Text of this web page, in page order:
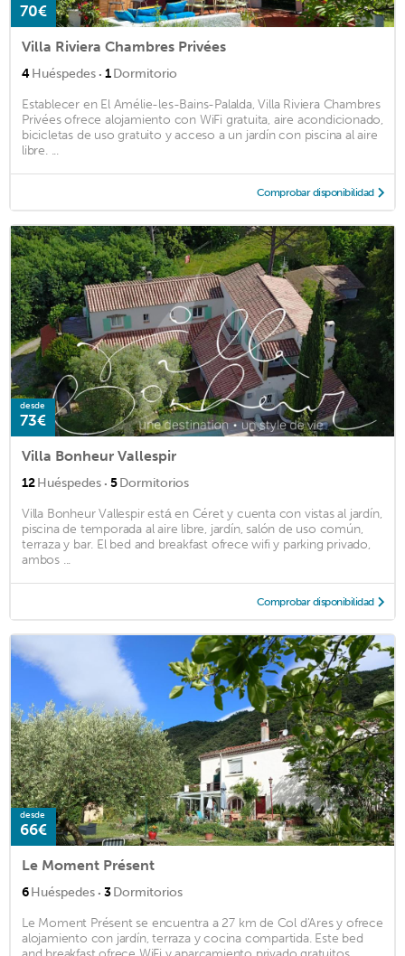
70€
Villa Riviera Chambres Privées
4Huéspedes · 1Dormitorio
Establecer en El Amélie-les-Bains-Palalda, Villa Riviera Chambres
Privées ofrece alojamiento con WiFi gratuita, aire acondicionado,
bicicletas de uso gratuito y acceso a un jardín con piscina al aire
libre. ...
Comprobar disponibilidad
desde
73€
Villa Bonheur Vallespir
12Huéspedes · 5Dormitorios
Villa Bonheur Vallespir está en Céret y cuenta con vistas al jardín,
piscina de temporada al aire libre, jardín, salón de uso común,
terraza y bar. El bed and breakfast ofrece wifi y parking privado,
ambos ...
Comprobar disponibilidad
desde
66€
Le Moment Présent
6Huéspedes · 3Dormitorios
Le Moment Présent se encuentra a 27 km de Col d'Ares y ofrece
alojamiento con jardín, terraza y cocina compartida. Este bed